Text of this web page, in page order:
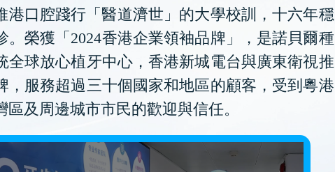
港口腔踐行「醫道濟世」的大學校訓，十六年穩
。榮獲「2024香港企業領袖品牌」，是諾貝爾種
全球放心植牙中心，香港新城電台與廣東衛視推
，服務超過三十個國家和地區的顧客，受到粵港
區及周邊城市市民的歡迎與信任。